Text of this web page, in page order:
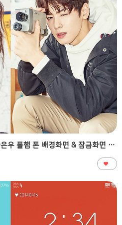
위키미키 김도연 & 아스트로 차은우 폴햄 폰 배경화면 & 잠금화면 34장